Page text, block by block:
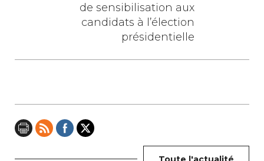
i
o
n
de sensibilisation aux
candidats à l’élection
présidentielle